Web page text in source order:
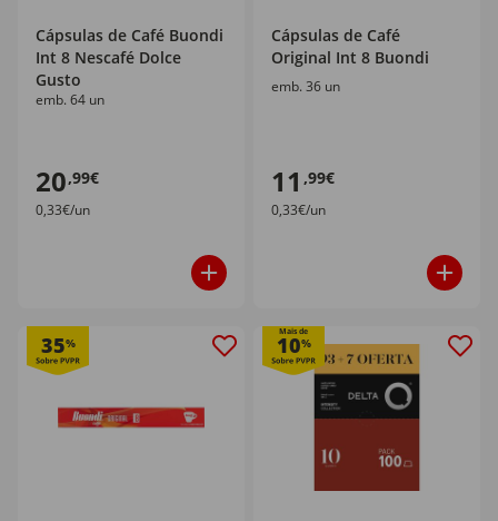
Cápsulas de Café Buondi
Int 8 Nescafé Dolce
Gusto
emb. 64 un
20,99€
0,33€/un
Cápsulas de Café
Original Int 8 Buondi
emb. 36 un
11 ,99€
0,33€/un
35%
Mais de
10%